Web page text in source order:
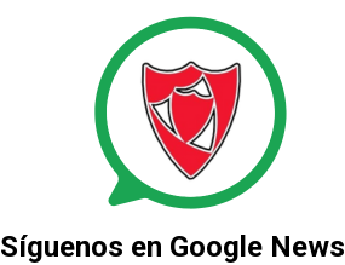
Síguenos en Google News